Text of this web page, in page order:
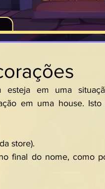
em uma
em uma house.
store).
final do nome, como